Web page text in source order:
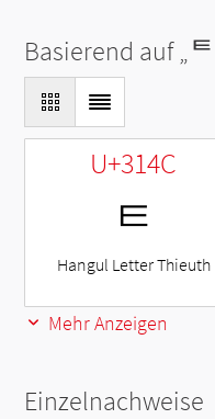
Basierend auf „ᄐ
U+314C
ㅌ
Hangul Letter Thieuth
Mehr Anzeigen
Einzelnachweise